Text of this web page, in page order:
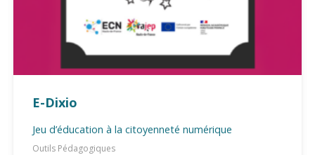
E-Dixio
Jeu d’éducation à la citoyenneté numérique
Outils Pédagogiques